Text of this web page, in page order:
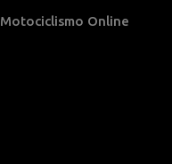
Motociclismo Online